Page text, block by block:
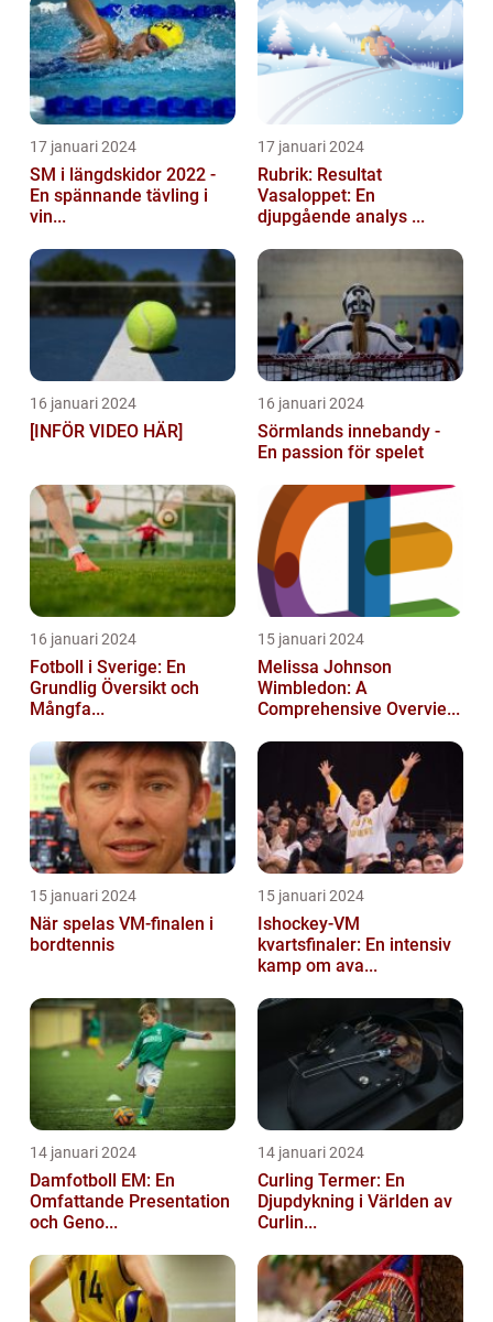
17 januari 2024
SM i längdskidor 2022 -
En spännande tävling i
vin...
17 januari 2024
Rubrik: Resultat
Vasaloppet: En
djupgående analys ...
16 januari 2024
[INFÖR VIDEO HÄR]
16 januari 2024
Sörmlands innebandy -
En passion för spelet
16 januari 2024
Fotboll i Sverige: En
Grundlig Översikt och
Mångfa...
15 januari 2024
Melissa Johnson
Wimbledon: A
Comprehensive Overvie...
15 januari 2024
När spelas VM-finalen i
bordtennis
15 januari 2024
Ishockey-VM
kvartsfinaler: En intensiv
kamp om ava...
14 januari 2024
Damfotboll EM: En
Omfattande Presentation
och Geno...
14 januari 2024
Curling Termer: En
Djupdykning i Världen av
Curlin...